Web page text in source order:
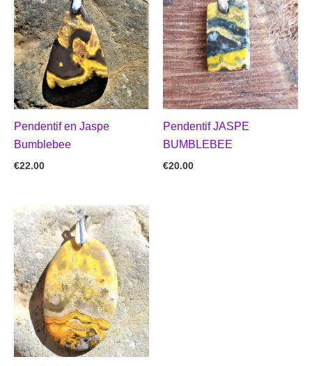
Pendentif en Jaspe
Bumblebee
€22.00
Pendentif JASPE
BUMBLEBEE
€20.00